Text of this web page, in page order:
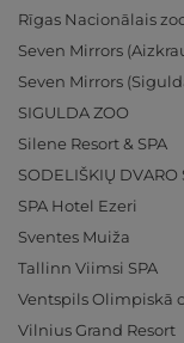
Rīgas Nacionālais
Seven Mirrors
Seven Mirrors
SIGULDA ZOO
Silene Resort & SPA
SODELIŠKIŲ DVARO
SPA Hotel Ezeri
Sventes Muiža
Tallinn Viimsi SPA
Ventspils Olimpiskā
Vilnius Grand Resort